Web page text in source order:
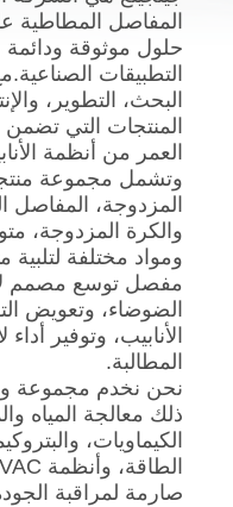
اتصل
أخبار
اطلب
اقتباس
خريطة
الموقع
سياسة
الخصوصية
المفاصل المطاطية
حلول موثوقة
التطبيقات
البحث، التطوير،
المنتجات التي
العمر من أنظمة
وتشمل مجموعة
المزدوجة، المفاصل
والكرة المزدوجة،
ومواد مختلفة لتلبية
مفصل توسع مصمم
الضوضاء، وتعويض
الأنابيب، وتوفير
المطالبة.
نحن نخدم مجموعة
ذلك معالجة المياه
الكيماويات،
صارمة لمراقبة